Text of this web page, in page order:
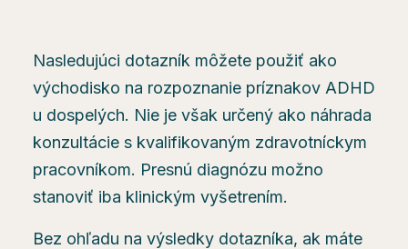
Nasledujúci dotazník môžete použiť ako
východisko na rozpoznanie príznakov ADHD
u dospelých. Nie je však určený ako náhrada
konzultácie s kvalifikovaným zdravotníckym
pracovníkom. Presnú diagnózu možno
stanoviť iba klinickým vyšetrením.
Bez ohľadu na výsledky dotazníka, ak máte